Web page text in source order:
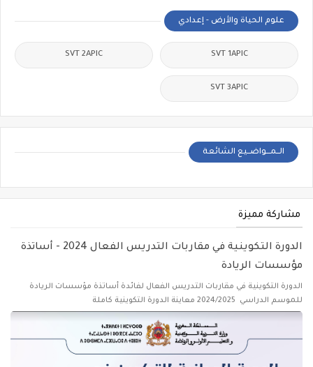
علوم الحياة والأرض - إعدادي
SVT 1APIC
SVT 2APIC
SVT 3APIC
الــمـــواضــيع الشائعة
مشاركة مميزة
الدورة التكوينية في مقاربات التدريس الفعال 2024 - أساتذة
مؤسسات الريادة
الدورة التكوينية في مقاربات التدريس الفعال لفائدة أساتذة مؤسسات الريادة
للموسم الدراسي 2024/2025 معاينة الدورة التكوينية كاملة